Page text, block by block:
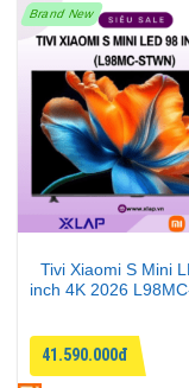
Brand New
Tivi Xiaomi S Mini
inch 4K 2026
41.590.000đ